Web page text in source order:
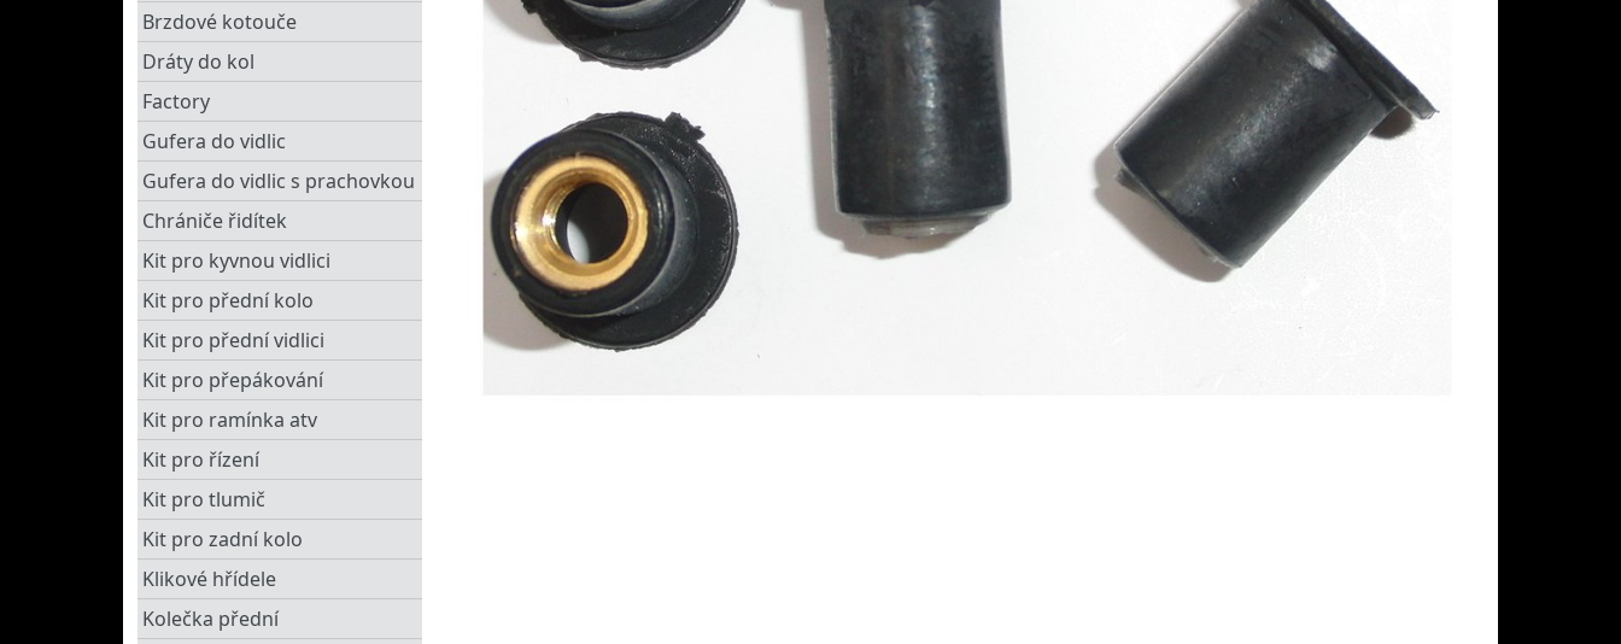
Brzdové kotouče
Dráty do kol
Factory
Gufera do vidlic
Gufera do vidlic s prachovkou
Chrániče řidítek
Kit pro kyvnou vidlici
Kit pro přední kolo
Kit pro přední vidlici
Kit pro přepákování
Kit pro ramínka atv
Kit pro řízení
Kit pro tlumič
Kit pro zadní kolo
Klikové hřídele
Kolečka přední